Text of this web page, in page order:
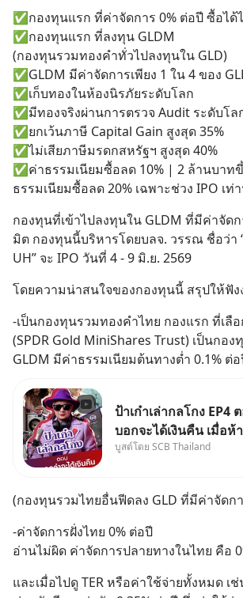
✅กองทุนแรก ที่ค่าจัดการ 0% ต่อปี ซื้อได้
✅กองทุนแรก ที่ลงทุน GLDM
(กองทุนรวมทองคำทั่วไปลงทุนใน GLD)
✅GLDM มีค่าจัดการเพียง 1 ใน 4 ของ
✅เก็บทองในห้องนิรภัยระดับโลก
✅มีทองจริงผ่านการตรวจ Audit ระดับโล
✅ยกเว้นภาษี Capital Gain สูงสุด 35%
✅ไม่เสียภาษีมรดกสหรัฐฯ สูงสุด 40%
✅ค่าธรรมเนียมซื้อลด 10% | 2 ล้านบาท
ธรรมเนียมซื้อลด 20% เฉพาะช่วง IPO เท่
กองทุนที่เข้าไปลงทุนใน GLDM ที่มีค่าจัด
มิต กองทุนนี้บริหารโดยบลจ. วรรณ ชื่อว่า
UH” จะ IPO วันที่ 4 - 9 มิ.ย. 2569
โดยความน่าสนใจของกองทุนนี้ สรุปให้ฟัง
-เป็นกองทุนรวมทองคำไทย กองแรก ที่เลื
(SPDR Gold MiniShares Trust) เป็นกอ
GLDM มีค่าธรรมเนียมต้นทางต่ำ 0.1% ต่
ป้าเก๋าเล่ากลโกง EP4
บอกจะได้เงินคืน เมื่อห้
หาคุณวิยะดา แจ้งเรื่อง
จะได้เงินจริง หรือเป็นเรื่อ
คำตอบได้ที่ “ป้าเก๋าเล่า
EP4 ตอน “เขา
บูสต์โดย SCB Thailand
(กองทุนรวมไทยอื่นฟีดลง GLD ที่มีค่าจัดก
-ค่าจัดการฝั่งไทย 0% ต่อปี
อ่านไม่ผิด ค่าจัดการปลายทางในไทย คือ
และเมื่อไปดู TER หรือค่าใช้จ่ายทั้งหมด เ